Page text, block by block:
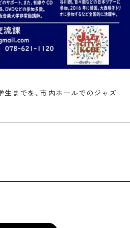
までを、市内ホールでのジャズ